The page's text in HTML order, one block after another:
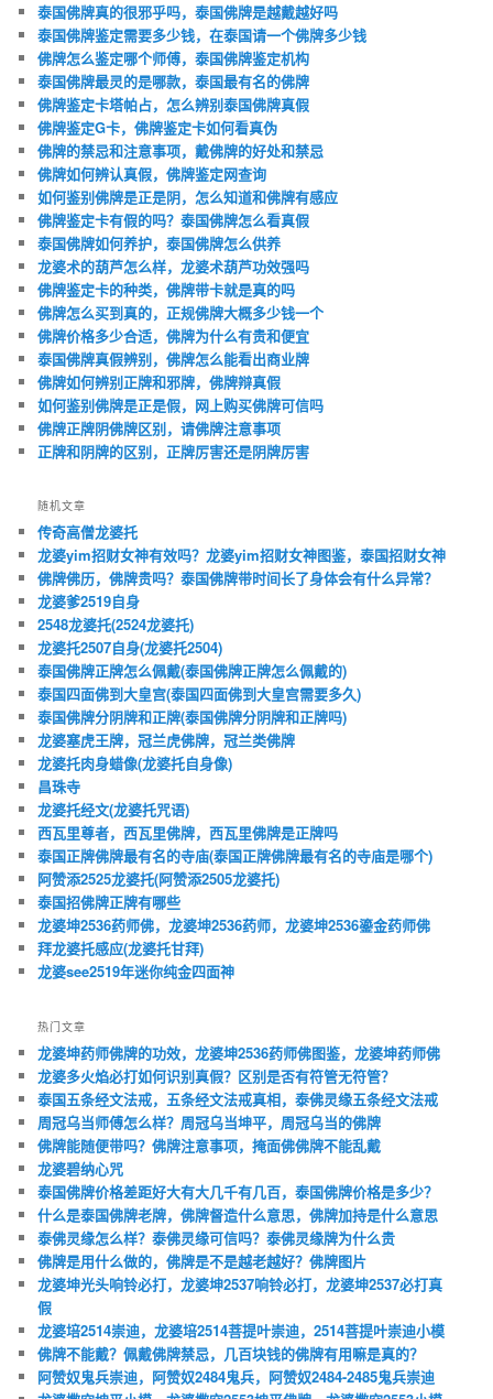
泰国佛牌真的很邪乎吗，泰国佛牌是越戴越好吗
泰国佛牌鉴定需要多少钱，在泰国请一个佛牌多少钱
佛牌怎么鉴定哪个师傅，泰国佛牌鉴定机构
泰国佛牌最灵的是哪款，泰国最有名的佛牌
佛牌鉴定卡塔帕占，怎么辨别泰国佛牌真假
佛牌鉴定G卡，佛牌鉴定卡如何看真伪
佛牌的禁忌和注意事项，戴佛牌的好处和禁忌
佛牌如何辨认真假，佛牌鉴定网查询
如何鉴别佛牌是正是阴，怎么知道和佛牌有感应
佛牌鉴定卡有假的吗？泰国佛牌怎么看真假
泰国佛牌如何养护，泰国佛牌怎么供养
龙婆术的葫芦怎么样，龙婆术葫芦功效强吗
佛牌鉴定卡的种类，佛牌带卡就是真的吗
佛牌怎么买到真的，正规佛牌大概多少钱一个
佛牌价格多少合适，佛牌为什么有贵和便宜
泰国佛牌真假辨别，佛牌怎么能看出商业牌
佛牌如何辨别正牌和邪牌，佛牌辩真假
如何鉴别佛牌是正是假，网上购买佛牌可信吗
佛牌正牌阴佛牌区别，请佛牌注意事项
正牌和阴牌的区别，正牌厉害还是阴牌厉害
随机文章
传奇高僧龙婆托
龙婆yim招财女神有效吗？龙婆yim招财女神图鉴，泰国招财女神
佛牌佛历，佛牌贵吗？泰国佛牌带时间长了身体会有什么异常？
龙婆爹2519自身
2548龙婆托(2524龙婆托)
龙婆托2507自身(龙婆托2504)
泰国佛牌正牌怎么佩戴(泰国佛牌正牌怎么佩戴的)
泰国四面佛到大皇宫(泰国四面佛到大皇宫需要多久)
泰国佛牌分阴牌和正牌(泰国佛牌分阴牌和正牌吗)
龙婆塞虎王牌，冠兰虎佛牌，冠兰类佛牌
龙婆托肉身蜡像(龙婆托自身像)
昌珠寺
龙婆托经文(龙婆托咒语)
西瓦里尊者，西瓦里佛牌，西瓦里佛牌是正牌吗
泰国正牌佛牌最有名的寺庙(泰国正牌佛牌最有名的寺庙是哪个)
阿赞添2525龙婆托(阿赞添2505龙婆托)
泰国招佛牌正牌有哪些
龙婆坤2536药师佛，龙婆坤2536药师，龙婆坤2536鎏金药师佛
拜龙婆托感应(龙婆托甘拜)
龙婆see2519年迷你纯金四面神
热门文章
龙婆坤药师佛牌的功效，龙婆坤2536药师佛图鉴，龙婆坤药师佛
龙婆多火焰必打如何识别真假？区别是否有符管无符管？
泰国五条经文法戒，五条经文法戒真相，泰佛灵缘五条经文法戒
周冠乌当师傅怎么样？周冠乌当坤平，周冠乌当的佛牌
佛牌能随便带吗？佛牌注意事项，掩面佛佛牌不能乱戴
龙婆碧纳心咒
泰国佛牌价格差距好大有大几千有几百，泰国佛牌价格是多少？
什么是泰国佛牌老牌，佛牌督造什么意思，佛牌加持是什么意思
泰佛灵缘怎么样？泰佛灵缘可信吗？泰佛灵缘牌为什么贵
佛牌是用什么做的，佛牌是不是越老越好？佛牌图片
龙婆坤光头响铃必打，龙婆坤2537响铃必打，龙婆坤2537必打真
假
龙婆培2514崇迪，龙婆培2514菩提叶崇迪，2514菩提叶崇迪小模
佛牌不能戴？佩戴佛牌禁忌，几百块钱的佛牌有用嘛是真的？
阿赞奴鬼兵崇迪，阿赞奴2484鬼兵，阿赞奴2484-2485鬼兵崇迪